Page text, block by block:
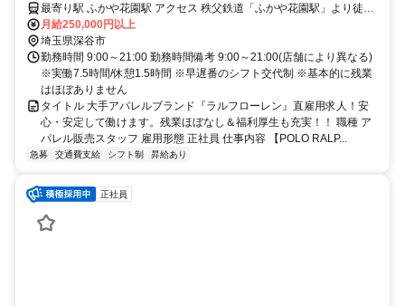
STORE ふかや花園プレミアム・アウトレット
最寄り駅 ふかや花園駅 アクセス 秩父鉄道「ふかや花園駅」より徒歩
３分
月給250,000円以上
埼玉県深谷市
勤務時間 9:00～21:00 勤務時間備考 9:00～21:00(店舗により異なる)
※実働7.5時間/休憩1.5時間 ※早遅番のシフト交代制 ※基本的に残業
はほぼありません
タイトル 大手アパレルブランド『ラルフローレン』直雇用求人！安
心・安定して働けます。残業ほぼなし＆福利厚生も充実！！ 職種 ア
パレル販売スタッフ 雇用形態 正社員 仕事内容 【POLO RALP...
急募 交通費支給 シフト制 昇給あり
正社員